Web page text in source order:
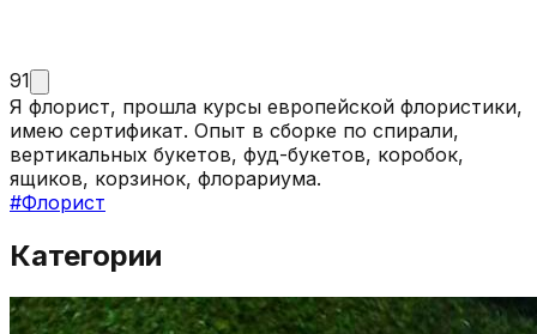
91
Я флорист, прошла курсы европейской флористики,
имею сертификат. Опыт в сборке по спирали,
вертикальных букетов, фуд-букетов, коробок,
ящиков, корзинок, флорариума.
#Флорист
Категории